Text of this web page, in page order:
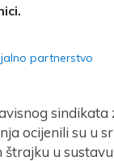
partnerstvo
sindikata
ocijenili su u
u